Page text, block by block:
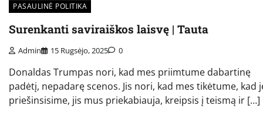
PASAULINĖ POLITIKA
Surenkanti saviraiškos laisvę | Tauta
Admin 15 Rugsėjo, 2025 0
Donaldas Trumpas nori, kad mes priimtume dabartinę
padėtį, nepadarę scenos. Jis nori, kad mes tikėtume, kad
priešinsisime, jis mus priekabiauja, kreipsis į teismą ir […]